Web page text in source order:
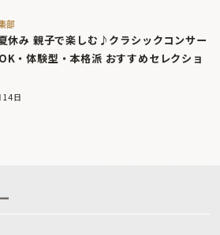
部
休み 親子で楽しむ♪クラシックコンサー
・体験型・本格派 おすすめセレクショ
日